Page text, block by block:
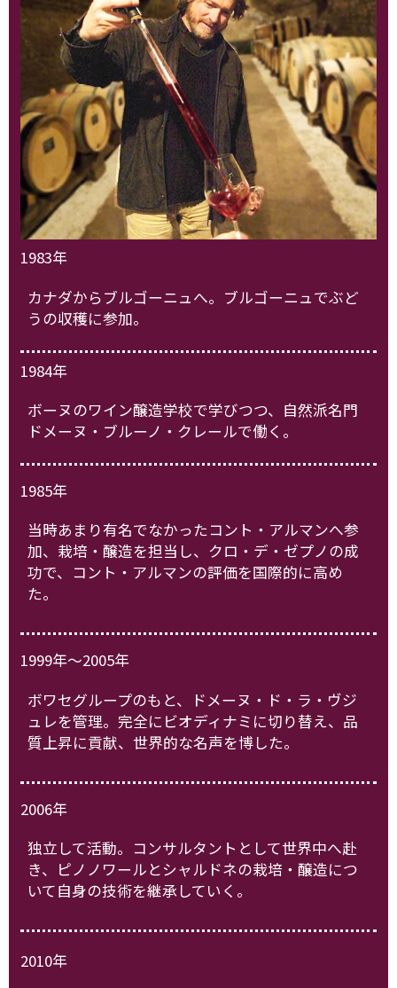
1983年
カナダからブルゴーニュへ。ブルゴーニュでぶど
うの収穫に参加。
1984年
ボーヌのワイン醸造学校で学びつつ、自然派名門
ドメーヌ・ブルーノ・クレールで働く。
1985年
当時あまり有名でなかったコント・アルマンへ参
加、栽培・醸造を担当し、クロ・デ・ゼプノの成
功で、コント・アルマンの評価を国際的に高め
た。
1999年～2005年
ボワセグループのもと、ドメーヌ・ド・ラ・ヴジ
ュレを管理。完全にビオディナミに切り替え、品
質上昇に貢献、世界的な名声を博した。
2006年
独立して活動。コンサルタントとして世界中へ赴
き、ピノノワールとシャルドネの栽培・醸造につ
いて自身の技術を継承していく。
2010年